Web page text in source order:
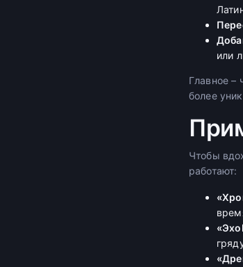
или
Главное –
более
Чтобы
работают: